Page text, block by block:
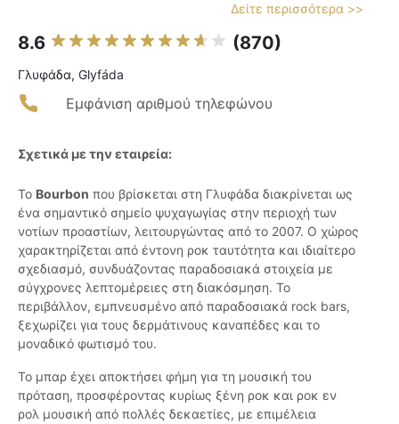
Δείτε περισσότερα >>
8.6 (870)
Γλυφάδα, Glyfáda
Εμφάνιση αριθμού τηλεφώνου
Σχετικά με την εταιρεία:
Το Bourbon που βρίσκεται στη Γλυφάδα διακρίνεται ως
ένα σημαντικό σημείο ψυχαγωγίας στην περιοχή των
νοτίων προαστίων, λειτουργώντας από το 2007. Ο χώρος
χαρακτηρίζεται από έντονη ροκ ταυτότητα και ιδιαίτερο
σχεδιασμό, συνδυάζοντας παραδοσιακά στοιχεία με
σύγχρονες λεπτομέρειες στη διακόσμηση. Το
περιβάλλον, εμπνευσμένο από παραδοσιακά rock bars,
ξεχωρίζει για τους δερμάτινους καναπέδες και το
μοναδικό φωτισμό του.
Το μπαρ έχει αποκτήσει φήμη για τη μουσική του
πρόταση, προσφέροντας κυρίως ξένη ροκ και ροκ εν
ρολ μουσική από πολλές δεκαετίες, με επιμέλεια